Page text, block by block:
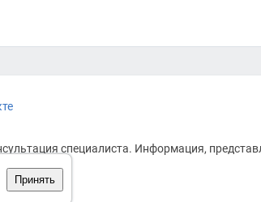
Принять
специалиста. Информация,